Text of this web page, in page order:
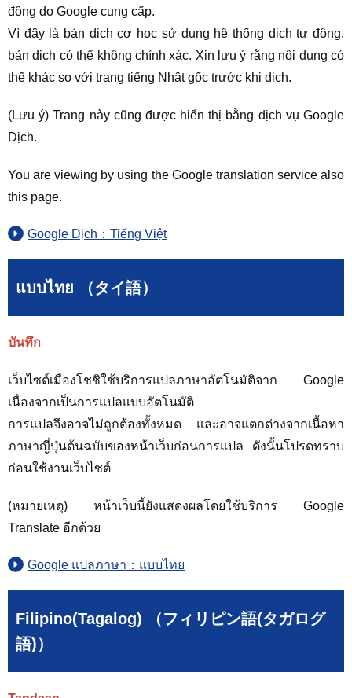
động do Google cung cấp.
Vì đây là bản dịch cơ học sử dụng hệ thống dịch tự động,
bản dịch có thể không chính xác. Xin lưu ý rằng nội dung có
thể khác so với trang tiếng Nhật gốc trước khi dịch.
(Lưu ý) Trang này cũng được hiển thị bằng dịch vụ Google
Dịch.
You are viewing by using the Google translation service also
this page.
Google Dịch：Tiếng Việt
แบบไทย （タイ語）
บันทึก
เว็บไซต์เมืองโชชิใช้บริการแปลภาษาอัตโนมัติจาก Google
เนื่องจากเป็นการแปลแบบอัตโนมัติ
การแปลจึงอาจไม่ถูกต้องทั้งหมด และอาจแตกต่างจากเนื้อหา
ภาษาญี่ปุ่นต้นฉบับของหน้าเว็บก่อนการแปล ดังนั้นโปรดทราบ
ก่อนใช้งานเว็บไซต์
(หมายเหตุ) หน้าเว็บนี้ยังแสดงผลโดยใช้บริการ Google
Translate อีกด้วย
Google แปลภาษา：แบบไทย
Filipino(Tagalog) （フィリピン語(タガログ
語)）